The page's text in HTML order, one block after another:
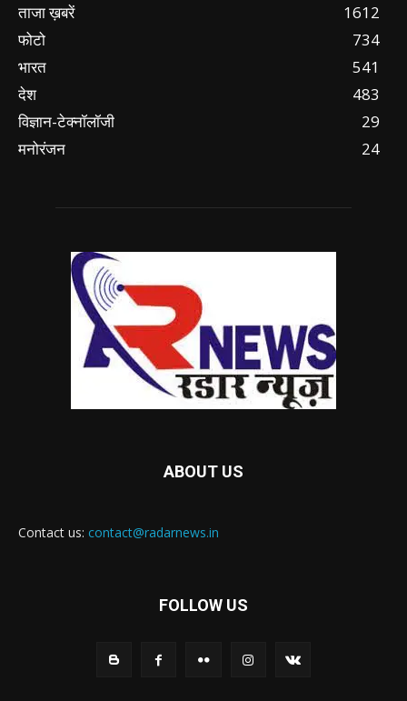
ताजा ख़बरें
1612
फोटो
734
भारत
541
देश
483
विज्ञान-टेक्नॉलॉजी
29
मनोरंजन
24
ABOUT US
Contact us: contact@radarnews.in
FOLLOW US